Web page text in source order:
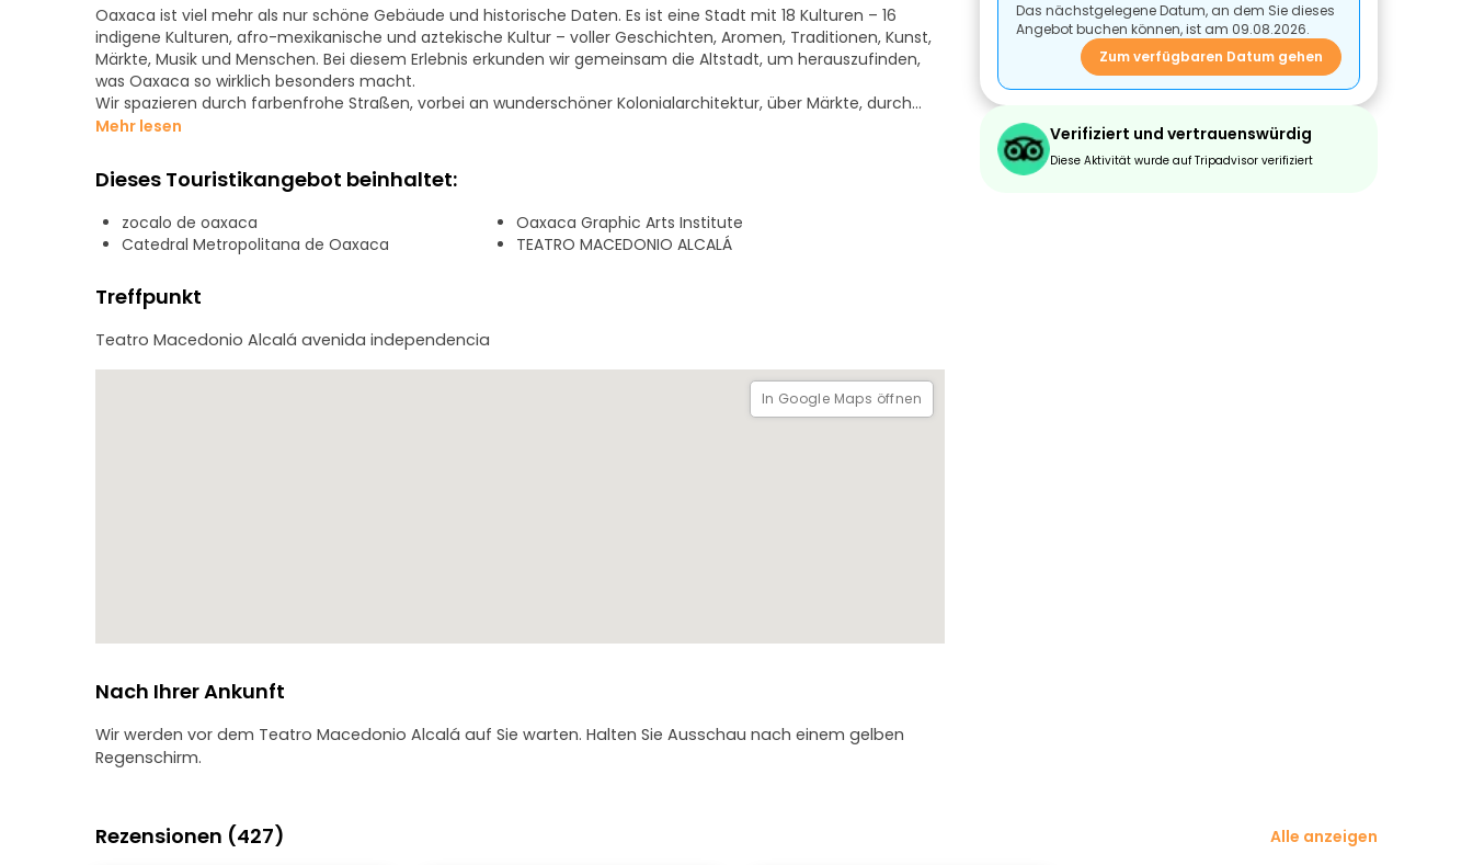
Oaxaca ist viel mehr als nur schöne Gebäude und historische Daten. Es ist eine Stadt mit 18 Kulturen – 16
indigene Kulturen, afro-mexikanische und aztekische Kultur – voller Geschichten, Aromen, Traditionen, Kunst,
Märkte, Musik und Menschen. Bei diesem Erlebnis erkunden wir gemeinsam die Altstadt, um herauszufinden,
was Oaxaca so wirklich besonders macht.
Wir spazieren durch farbenfrohe Straßen, vorbei an wunderschöner Kolonialarchitektur, über Märkte, durch
traditionelle Viertel und zu versteckten Ecken, während wir die Geschichten hinter jedem Ort entdecken.
Gemeinschaften kennenlernen, ebenso wie ihre Traditionen, Gastronomie, Kunst, Feste und den Alltag.
Vor allem aber wird es kein Rundgang sein, bei dem du einfach nur dem Reiseleiter zuhörst. Es wird ein Erlebnis
sein, bei dem du Fragen stellen, dich unterhalten, lachen, Neues entdecken und Oaxaca mit den Augen eines
Einheimischen kennenlernen kannst.
Oaxaca ist nicht nur ein Reiseziel. Es ist eine Geschichte, die darauf wartet, erkundet zu werden.
Komm mit uns auf einen Spaziergang, entdecke die Geschichten hinter den Straßen und erlebe Oaxaca wie
ein Einheimischer.
Mehr lesen
Dieses Touristikangebot beinhaltet:
zocalo de oaxaca
Oaxaca Graphic Arts Institute
Catedral Metropolitana de Oaxaca
TEATRO MACEDONIO ALCALÁ
Treffpunkt
Teatro Macedonio Alcalá avenida independencia
In Google Maps öffnen
Nach Ihrer Ankunft
Wir werden vor dem Teatro Macedonio Alcalá auf Sie warten. Halten Sie Ausschau nach einem gelben
Regenschirm.
Rezensionen (427) Alle anzeigen
Das nächstgelegene Datum, an dem Sie dieses
Angebot buchen können, ist am 09.08.2026.
Zum verfügbaren Datum gehen
Verifiziert und vertrauenswürdig
Diese Aktivität wurde auf Tripadvisor verifiziert